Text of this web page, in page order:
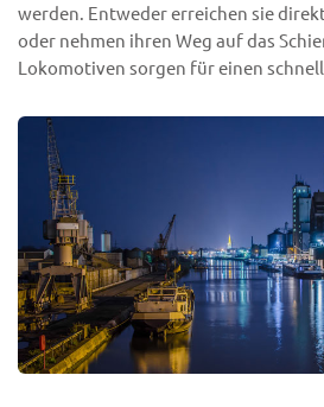
werden. Entweder erreichen sie
oder nehmen ihren Weg auf das
Lokomotiven sorgen für einen